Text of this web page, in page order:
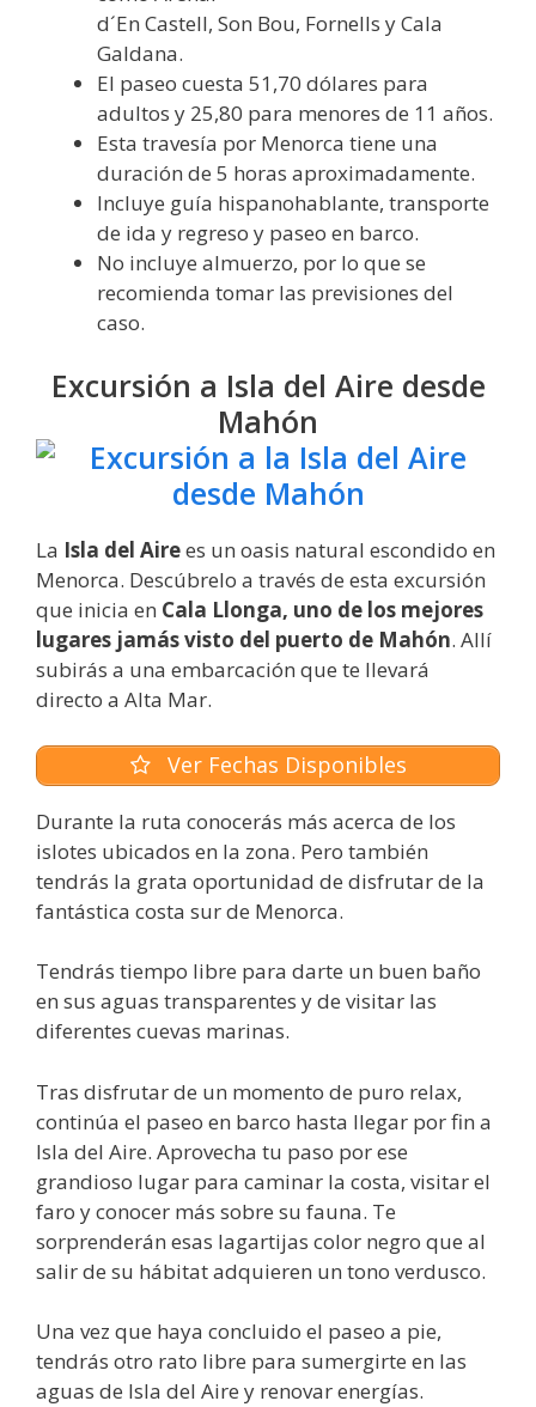
d´En Castell, Son Bou, Fornells y Cala
Galdana.
El paseo cuesta 51,70 dólares para
adultos y 25,80 para menores de 11 años.
Esta travesía por Menorca tiene una
duración de 5 horas aproximadamente.
Incluye guía hispanohablante, transporte
de ida y regreso y paseo en barco.
No incluye almuerzo, por lo que se
recomienda tomar las previsiones del
caso.
Excursión a Isla del Aire desde
Mahón
La Isla del Airees un oasis natural escondido en
Menorca. Descúbrelo a través de esta excursión
que inicia en Cala Llonga, uno de los mejores
lugares jamás visto del puerto de Mahón. Allí
subirás a una embarcación que te llevará
directo a Alta Mar.
Ver Fechas Disponibles
Durante la ruta conocerás más acerca de los
islotes ubicados en la zona. Pero también
tendrás la grata oportunidad de disfrutar de la
fantástica costa sur de Menorca.
Tendrás tiempo libre para darte un buen baño
en sus aguas transparentes y de visitar las
diferentes cuevas marinas.
Tras disfrutar de un momento de puro relax,
continúa el paseo en barco hasta llegar por fin a
Isla del Aire. Aprovecha tu paso por ese
grandioso lugar para caminar la costa, visitar el
faro y conocer más sobre su fauna. Te
sorprenderán esas lagartijas color negro que al
salir de su hábitat adquieren un tono verdusco.
Una vez que haya concluido el paseo a pie,
tendrás otro rato libre para sumergirte en las
aguas de Isla del Aire y renovar energías.